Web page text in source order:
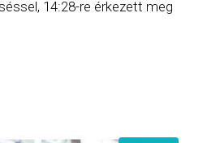
14:28-re érkezett meg